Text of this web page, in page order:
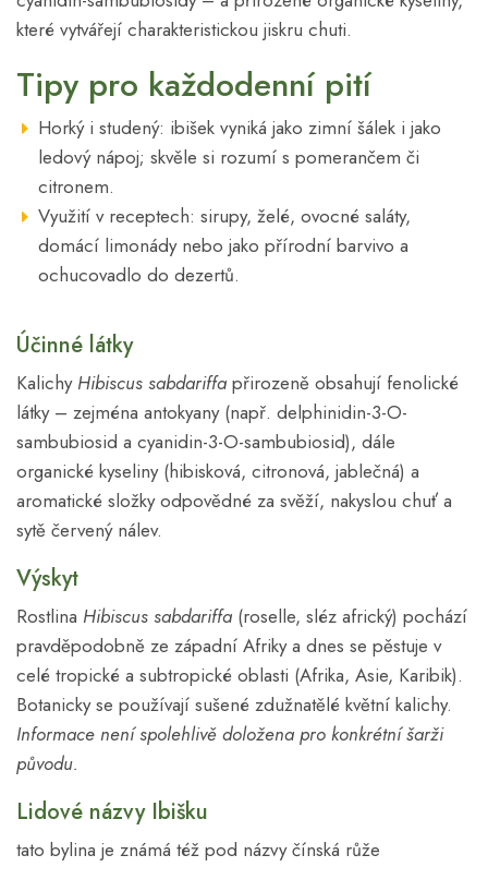
které vytvářejí charakteristickou jiskru chuti.
Tipy pro každodenní pití
Horký i studený: ibišek vyniká jako zimní šálek i jako
ledový nápoj; skvěle si rozumí s pomerančem či
citronem.
Využití v receptech: sirupy, želé, ovocné saláty,
domácí limonády nebo jako přírodní barvivo a
ochucovadlo do dezertů.
Účinné látky
Kalichy Hibiscus sabdariffa přirozeně obsahují fenolické
látky – zejména antokyany (např. delphinidin-3-O-
sambubiosid a cyanidin-3-O-sambubiosid), dále
organické kyseliny (hibisková, citronová, jablečná) a
aromatické složky odpovědné za svěží, nakyslou chuť a
sytě červený nálev.
Výskyt
Rostlina Hibiscus sabdariffa (roselle, sléz africký) pochází
pravděpodobně ze západní Afriky a dnes se pěstuje v
celé tropické a subtropické oblasti (Afrika, Asie, Karibik).
Botanicky se používají sušené zdužnatělé květní kalichy.
Informace není spolehlivě doložena pro konkrétní šarži
původu.
Lidové názvy Ibišku
tato bylina je známá též pod názvy čínská růže